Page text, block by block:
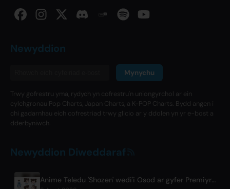
Newyddion
Mynychu
Trwy gofrestru yma, rydych yn cofrestru'n uniongyrchol ar ein
cylchgronau Pop Charts, Japan Charts, a K-POP Charts. Bydd angen i
chi gadarnhau eich cofrestriad trwy glicio ar y ddolen yn yr e-bost a
dderbyniwch.
Newyddion Diweddaraf
Anime Teledu 'Shozen' wedi'i Osod ar gyfer Premiyr Ebrill 2027 ar Fuji TV